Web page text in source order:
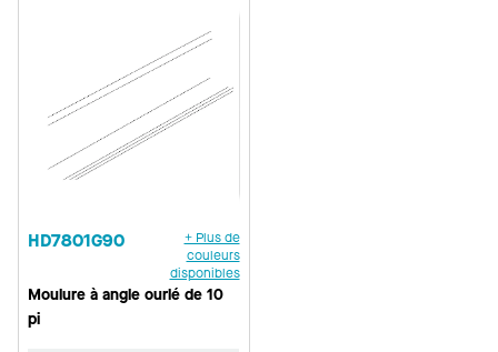
HD7801G90
+ Plus de
couleurs
disponibles
Moulure à angle ourlé de 10
pi